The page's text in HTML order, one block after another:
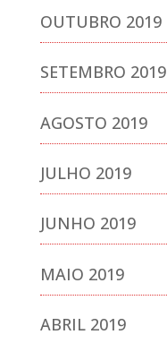
OUTUBRO 2019
SETEMBRO 2019
AGOSTO 2019
JULHO 2019
JUNHO 2019
MAIO 2019
ABRIL 2019